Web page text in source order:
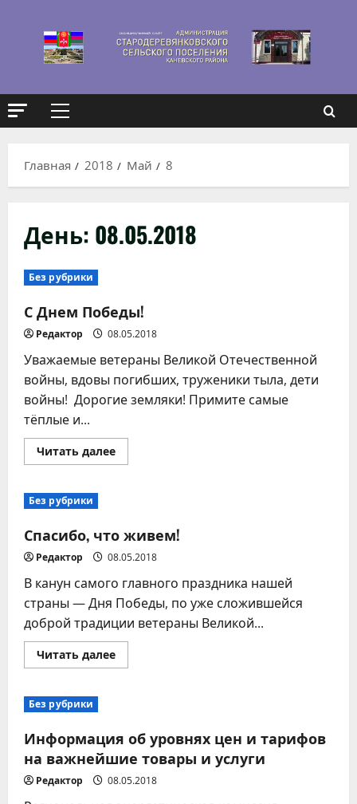
содержимому
Основное
Главная
2018 Май 8
День: 08.05.2018
Без рубрики
С Днем Победы!
Редактор 08.05.2018
Уважаемые ветераны Великой Отечественной
войны, вдовы погибших, труженики тыла, дети
войны! Дорогие земляки! Примите самые
тёплые и...
Читать далееПрочитать
больше
Без рубрики
Спасибо, что живем!
Редактор 08.05.2018
В канун самого главного праздника нашей
страны — Дня Победы, по уже сложившейся
доброй традиции ветераны Великой...
Читать далееПрочитать
больше
Без рубрики
Информация об уровнях цен и тарифов
на важнейшие товары и услуги
Редактор 08.05.2018